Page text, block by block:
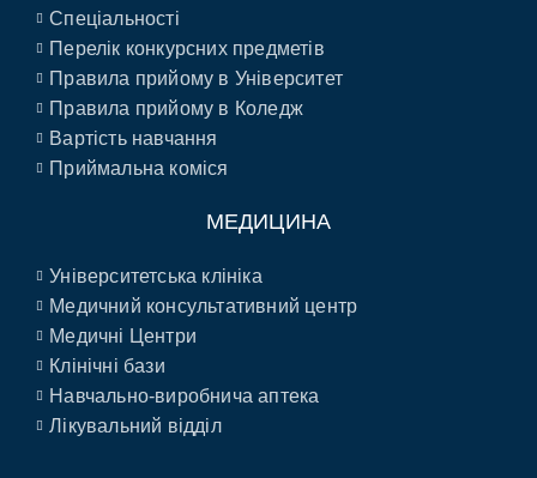
Спеціальності
Перелік конкурсних предметів
Правила прийому в Університет
Правила прийому в Коледж
Вартість навчання
Приймальна коміся
МЕДИЦИНА
Університетська клініка
Медичний консультативний центр
Медичні Центри
Клінічні бази
Навчально-виробнича аптека
Лікувальний відділ